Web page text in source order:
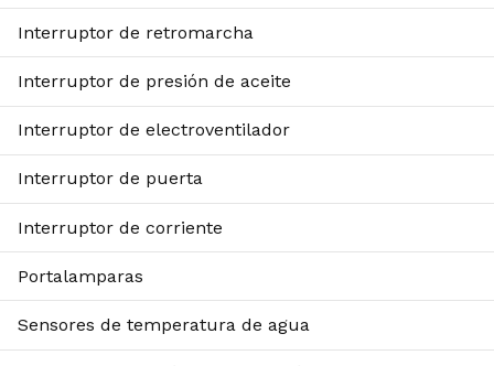
Interruptor de retromarcha
Interruptor de presión de aceite
Interruptor de electroventilador
Interruptor de puerta
Interruptor de corriente
Portalamparas
Sensores de temperatura de agua